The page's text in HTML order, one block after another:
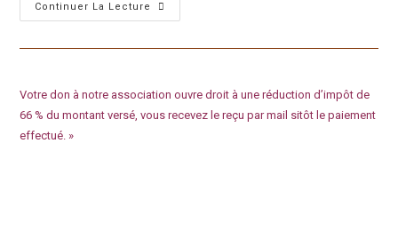
Continuer La Lecture
Votre don à notre association ouvre droit à une réduction d’impôt de
66 % du montant versé, vous recevez le reçu par mail sitôt le paiement
effectué. »